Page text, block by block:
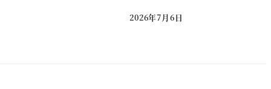
投稿日
2026年7月6日